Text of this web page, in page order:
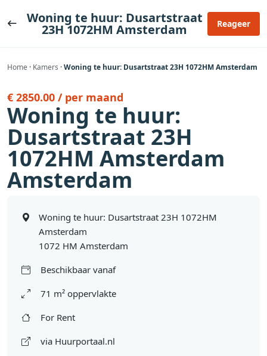
naar
Woning te huur: Dusartstraat
23H 1072HM Amsterdam Reageer
Home · Kamers ·Woning te huur: Dusartstraat 23H 1072HM Amsterdam
€ 2850.00 / per maand
Woning te huur:
Dusartstraat 23H
1072HM Amsterdam
Amsterdam
Woning te huur: Dusartstraat 23H 1072HM
Amsterdam
1072 HM Amsterdam
Beschikbaar vanaf
71 m² oppervlakte
For Rent
via Huurportaal.nl